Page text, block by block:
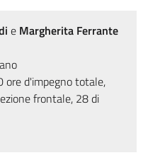
e Margherita Ferrante
ore d'impegno totale,
frontale, 28 di